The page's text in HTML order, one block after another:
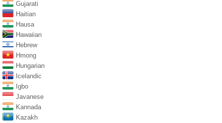
Gujarati
Haitian
Hausa
Hawaiian
Hebrew
Hmong
Hungarian
Icelandic
Igbo
Javanese
Kannada
Kazakh